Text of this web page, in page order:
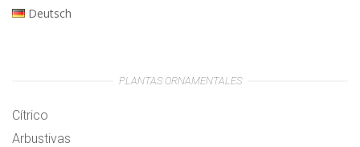
Deutsch
PLANTAS ORNAMENTALES
Cítrico
Arbustivas